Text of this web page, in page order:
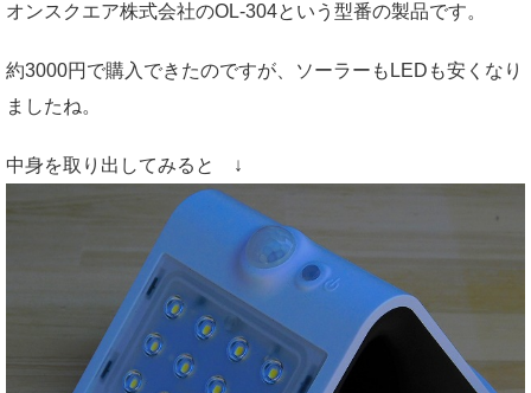
オンスクエア株式会社のOL-304という型番の製品です。
約3000円で購入できたのですが、ソーラーもLEDも安くなり
ましたね。
中身を取り出してみると ↓